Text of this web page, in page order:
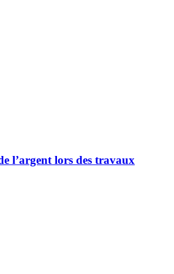
l’argent lors des travaux